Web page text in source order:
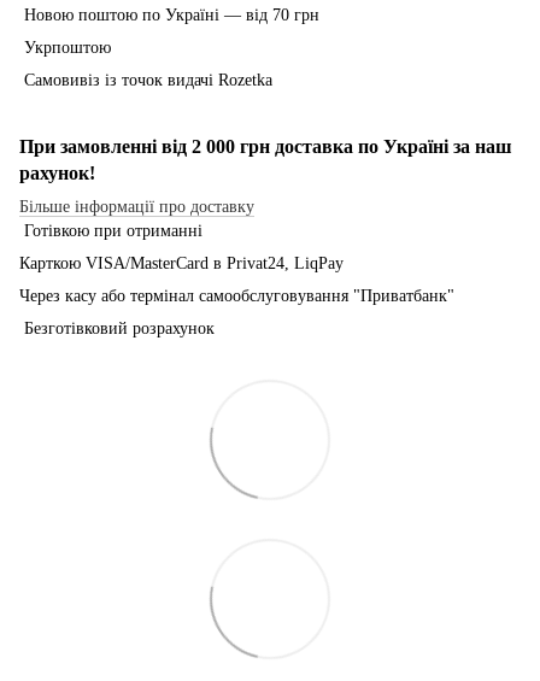
Новою поштою по Україні — від 70 грн
Укрпоштою
Самовивіз із точок видачі Rozetka
При замовленні від 2 000 грн доставка по Україні за наш
рахунок!
Більше інформації про доставку
Готівкою при отриманні
Карткою VISA/MasterCard в Рrivat24, LiqPay
Через касу або термінал самообслуговування "Приватбанк"
Безготівковий розрахунок